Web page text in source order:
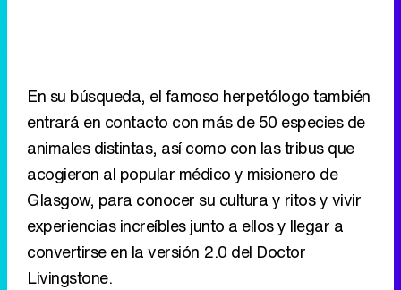
En su búsqueda, el famoso herpetólogo también
entrará en contacto con más de 50 especies de
animales distintas, así como con las tribus que
acogieron al popular médico y misionero de
Glasgow, para conocer su cultura y ritos y vivir
experiencias increíbles junto a ellos y llegar a
convertirse en la versión 2.0 del Doctor
Livingstone.